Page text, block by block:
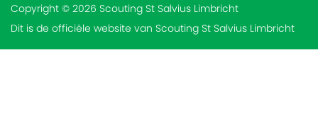
Copyright © 2026 Scouting St Salvius Limbricht
Dit is de officiële website van Scouting St Salvius Limbricht